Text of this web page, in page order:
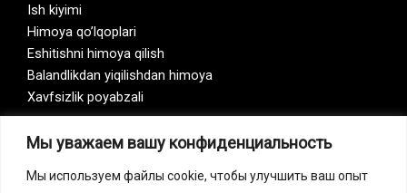
Мы уважаем вашу конфиденциальность
Мы используем файлы cookie, чтобы улучшить ваш опыт
Ish kiyimi
Himoya qo’lqoplari
Eshitishni himoya qilish
Balandlikdan yiqilishdan himoya
Xavfsizlik poyabzali
Vision Zero